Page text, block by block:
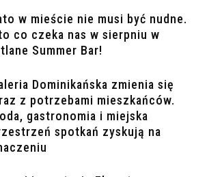
w mieście nie musi być nudne.
co czeka nas w sierpniu w
Summer Bar!
Dominikańska zmienia się
z potrzebami mieszkańców.
gastronomia i miejska
spotkań zyskują na